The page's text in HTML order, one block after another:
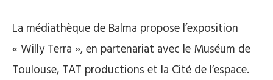
La médiathèque de Balma propose l’exposition
« Willy Terra », en partenariat avec le Muséum de
Toulouse, TAT productions et la Cité de l’espace.